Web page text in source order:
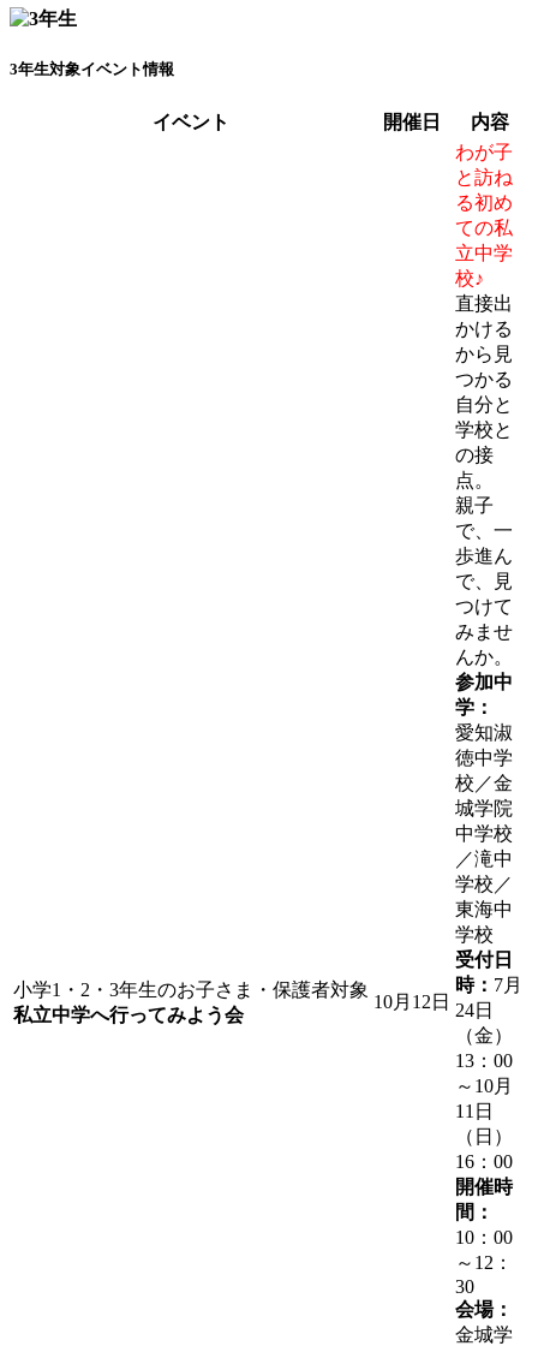
3年生対象イベント情報
イベント 開催日 内容
小学1・2・3年生のお子さま・保護者対象
私立中学へ行ってみよう会
10月12日
わが子
と訪ね
る初め
ての私
立中学
校♪
直接出
かける
から見
つかる
自分と
学校と
の接
点。
親子
で、一
歩進ん
で、見
つけて
みませ
んか。
参加中
学：
愛知淑
徳中学
校／金
城学院
中学校
／滝中
学校／
東海中
学校
受付日
時： 7月
24日
（金）
13：00
～10月
11日
（日）
16：00
開催時
間：
10：00
～12：
30
会場：
金城学